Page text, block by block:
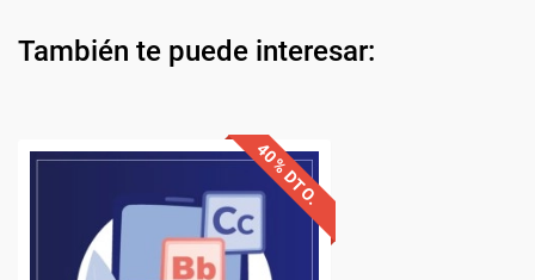
También te puede interesar: